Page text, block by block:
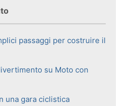
passaggi per costruire il
su Moto con
una gara ciclistica